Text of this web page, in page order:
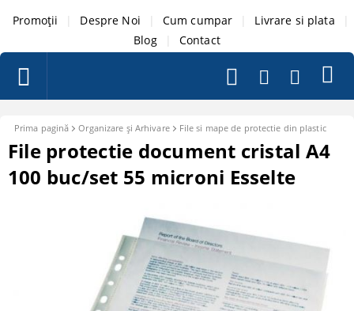
Promoții Despre Noi Cum cumpar Livrare si plata
Blog
Contact
Prima pagină Organizare şi Arhivare File si mape de protectie din plastic
File protectie document cristal A4
100 buc/set 55 microni Esselte